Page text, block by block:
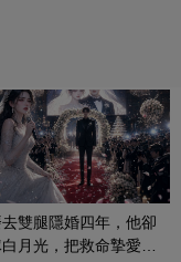
雙腿隱婚四年，他卻
月光，把救命摯愛當